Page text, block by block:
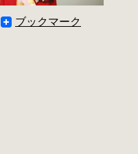
ブックマーク